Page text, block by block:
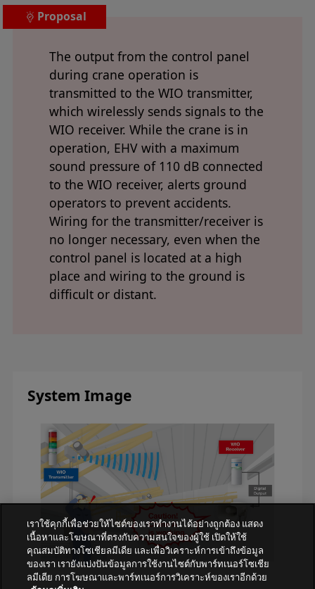
Proposal
The output from the control panel
during crane operation is
transmitted to the WIO transmitter,
which wirelessly sends signals to the
WIO receiver. While the crane is in
operation, EHV with a maximum
sound pressure of 110 dB connected
to the WIO receiver, alerts ground
operators to prevent accidents.
Wiring for the transmitter/receiver is
no longer necessary, even when the
control panel is located at a high
place and wiring to the ground is
difficult or distant.
System Image
เราใช้คุกกี้เพื่อช่วยให้ไซต์ของเราทำงานได้อย่างถูกต้อง แสดง
เนื้อหาและโฆษณาที่ตรงกับความสนใจของผู้ใช้ เปิดให้ใช้
คุณสมบัติทางโซเชียลมีเดีย และเพื่อวิเคราะห์การเข้าถึงข้อมูล
ของเรา เรายังแบ่งปันข้อมูลการใช้งานไซต์กับพาร์ทเนอร์โซเชีย
ลมีเดีย การโฆษณาและพาร์ทเนอร์การวิเคราะห์ของเราอีกด้วย